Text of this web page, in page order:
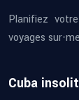
Planifiez
voyages sur-
Cuba